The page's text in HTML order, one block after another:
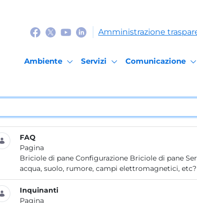
Amministrazione
Ambiente Servizi Comunicazione
FAQ
Pagina
Briciole di pane Configurazione Briciole di pane
acqua, suolo, rumore, campi elettromagnetici,
Inquinanti
Pagina